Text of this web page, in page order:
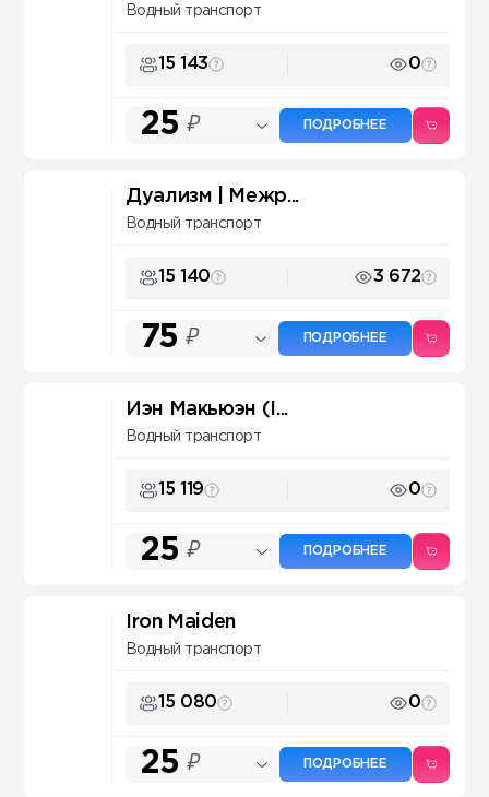
Водный транспорт
15 143 0
25 ₽ ПОДРОБНЕЕ
Дуализм | Межр...
Водный транспорт
15 140 3 672
75 ₽ ПОДРОБНЕЕ
Иэн Макьюэн (I...
Водный транспорт
15 119 0
25 ₽ ПОДРОБНЕЕ
Iron Maiden
Водный транспорт
15 080 0
25 ₽ ПОДРОБНЕЕ